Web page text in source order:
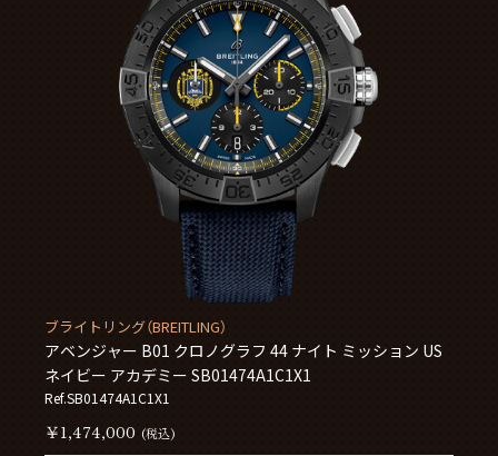
ブライトリング（BREITLING）
アベンジャー B01 クロノグラフ 44 ナイト ミッション US
ネイビー アカデミー SB01474A1C1X1
Ref.SB01474A1C1X1
￥1,474,000 (税込)